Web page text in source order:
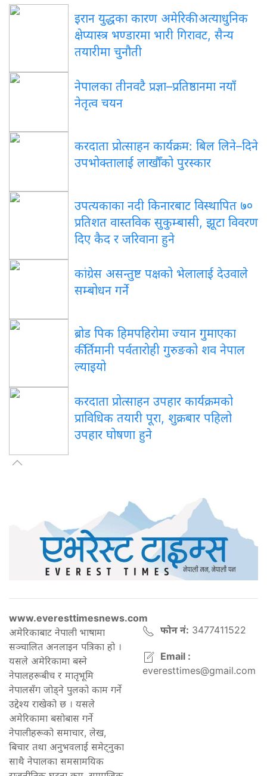
इरान युद्धका कारण अमेरिकी अत्याधुनिक
क्षेप्यास्त्र भण्डारमा भारी गिरावट, सैन्य
तयारीमा चुनौती
नेपालका तीनवटै प्रज्ञा–प्रतिष्ठानमा नयाँ
नेतृत्व चयन
करदाता प्रोत्साहन कार्यक्रम: बिल लिने–दिने
उपभोक्तालाई लाखौँको पुरस्कार
उपत्यकाका नदी किनारबाट विस्थापित ७०
प्रतिशत वास्तविक सुकुम्बासी, झूटा विवरण
दिए कैद र जरिवाना हुने
कांग्रेस असन्तुष्ट पक्षको भेलालाई देउवाले
सम्बोधन गर्ने
ब्रोड पिक हिमपहिरोमा ज्यान गुमाएका
कीर्तिमानी पर्वतारोही गुरुङको शव नेपाल
ल्याइयो
करदाता प्रोत्साहन उपहार कार्यक्रमको
प्राविधिक तयारी पूरा, शुक्रबार पहिलो
उपहार घोषणा हुने
www.everesttimesnews.com
अमेरिकाबाट नेपाली भाषामा
सञ्चालित अनलाइन पत्रिका हो ।
यसले अमेरिकामा बस्ने
नेपालहरूबीच र मातृभूमि
नेपालसँग जोड्ने पुलको काम गर्ने
उद्देश्य राखेको छ । यसले
अमेरिकामा बसोबास गर्ने
नेपालीहरूको समाचार, लेख,
बिचार तथा अनुभवलाई समेट्नुका
साथै नेपालका समसामयिक
फोन नं: 3477411522
Email :
everesttimes@gmail.com